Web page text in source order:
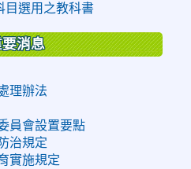
目選用之教科書
消息
理辦法
員會設置要點
治規定
實施規定